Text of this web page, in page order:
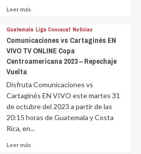
Leer másLeer
sobre
Guatemala Liga Concacaf Noticias
Comunicaciones vs Cartaginés EN
VIVO TV ONLINE Copa
Centroamericana 2023 – Repechaje
Vuelta
Disfruta Comunicaciones vs
Cartaginés EN VIVO este martes 31
de octubre del 2023 a partir de las
20:15 horas de Guatemala y Costa
Rica, en...
Leer másLeer